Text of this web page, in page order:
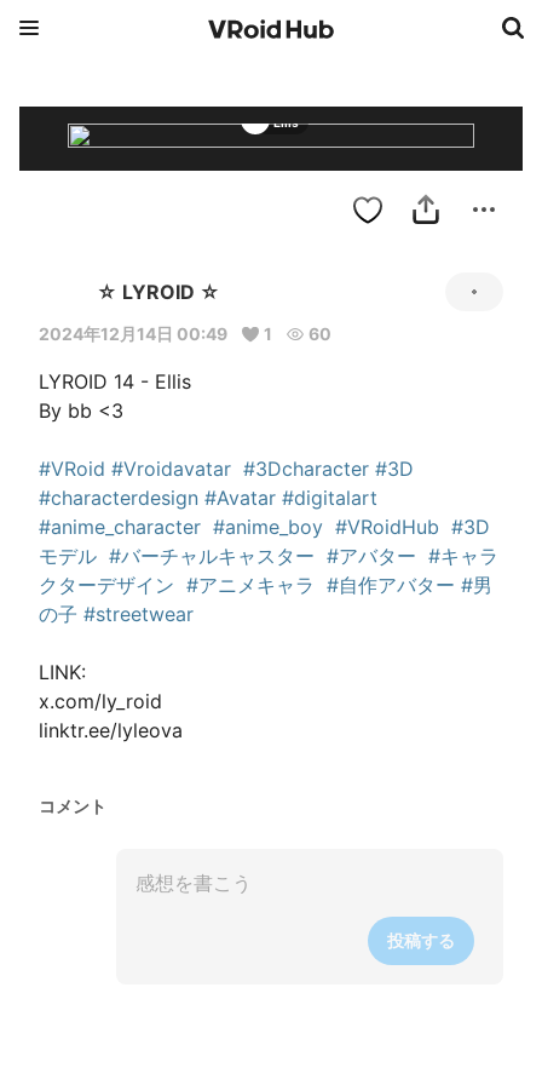
Ellis
☆ LYROID ☆
2024年12月14日 00:49 1 60
LYROID 14 - Ellis
By bb <3
#VRoid #Vroidavatar #3Dcharacter #3D
#characterdesign #Avatar #digitalart
#anime_character #anime_boy #VRoidHub #3D
モデル #バーチャルキャスター #アバター #キャラ
クターデザイン #アニメキャラ #自作アバター #男
の子 #streetwear
LINK:
x.com/ly_roid
linktr.ee/lyleova
コメント
投稿する